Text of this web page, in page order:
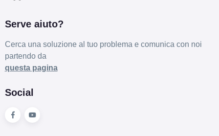
Serve aiuto?
Cerca una soluzione al tuo problema e comunica con noi
partendo da
questa pagina
Social